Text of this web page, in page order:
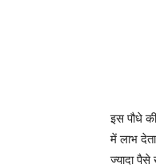
इस पौधे
में लाभ
ज्यादा